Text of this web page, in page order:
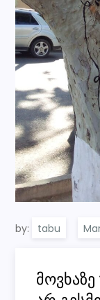
by: tabu